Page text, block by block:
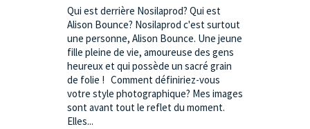
Qui est derrière Nosilaprod? Qui est
Alison Bounce? Nosilaprod c'est surtout
une personne, Alison Bounce. Une jeune
fille pleine de vie, amoureuse des gens
heureux et qui possède un sacré grain
de folie ! Comment définiriez-vous
votre style photographique? Mes images
sont avant tout le reflet du moment.
Elles...